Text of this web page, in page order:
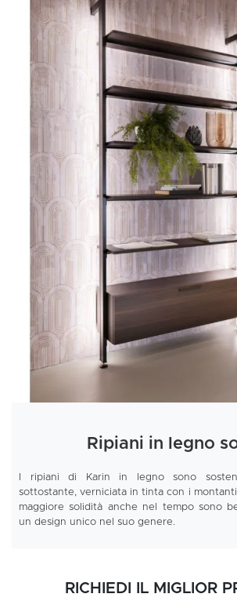
Ripiani in legno
I ripiani di Karin in legno sono
sottostante, verniciata in tinta con i
maggiore solidità anche nel tempo sono
un design unico nel suo genere.
RICHIEDI IL MIGLIOR